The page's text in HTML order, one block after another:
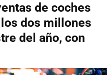
de coches
dos millones
del año, con